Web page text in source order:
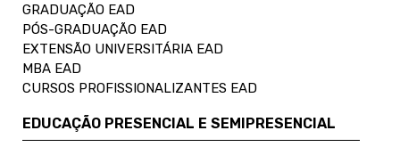
GRADUAÇÃO EAD
PÓS-GRADUAÇÃO EAD
EXTENSÃO UNIVERSITÁRIA EAD
MBA EAD
CURSOS PROFISSIONALIZANTES EAD
EDUCAÇÃO PRESENCIAL E SEMIPRESENCIAL